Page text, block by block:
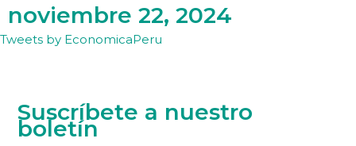
noviembre 22, 2024
Tweets by EconomicaPeru
Suscríbete a nuestro
boletín